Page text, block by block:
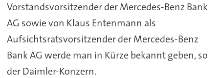
Vorstandsvorsitzender der Mercedes-Benz Bank
AG sowie von Klaus Entenmann als
Aufsichtsratsvorsitzender der Mercedes-Benz
Bank AG werde man in Kürze bekannt geben, so
der Daimler-Konzern.